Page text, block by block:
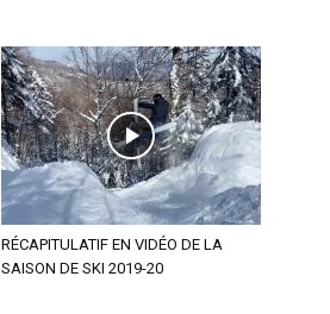
RÉCAPITULATIF EN VIDÉO DE LA
SAISON DE SKI 2019-20